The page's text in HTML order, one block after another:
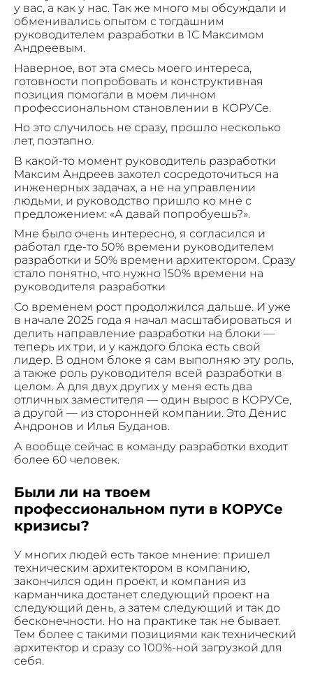
у вас, а как у нас. Так же много мы обсуждали и
обменивались опытом с тогдашним
руководителем разработки в 1С Максимом
Андреевым.
Наверное, вот эта смесь моего интереса,
готовности попробовать и конструктивная
позиция помогали в моем личном
профессиональном становлении в КОРУСе.
Но это случилось не сразу, прошло несколько
лет, поэтапно.
В какой-то момент руководитель разработки
Максим Андреев захотел сосредоточиться на
инженерных задачах, а не на управлении
людьми, и руководство пришло ко мне с
предложением: «А давай попробуешь?».
Мне было очень интересно, я согласился и
работал где-то 50% времени руководителем
разработки и 50% времени архитектором. Сразу
стало понятно, что нужно 150% времени на
руководителя разработки
Со временем рост продолжился дальше. И уже
в начале 2025 года я начал масштабироваться и
делить направление разработки на блоки —
теперь их три, и у каждого блока есть свой
лидер. В одном блоке я сам выполняю эту роль,
а также роль руководителя всей разработки в
целом. А для двух других у меня есть два
отличных заместителя — один вырос в КОРУСе,
а другой — из сторонней компании. Это Денис
Андронов и Илья Буданов.
А вообще сейчас в команду разработки входит
более 60 человек.
Были ли на твоем
профессиональном пути в КОРУСе
кризисы?
У многих людей есть такое мнение: пришел
техническим архитектором в компанию,
закончился один проект, и компания из
карманчика достанет следующий проект на
следующий день, а затем следующий и так до
бесконечности. Но на практике так не бывает.
Тем более с такими позициями как технический
архитектор и сразу со 100%-ной загрузкой для
себя.